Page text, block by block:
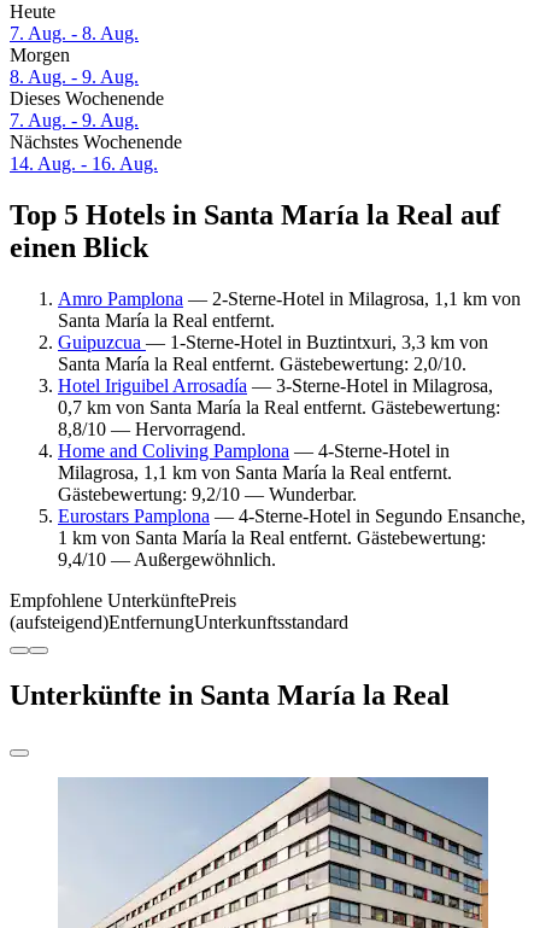
Heute
7. Aug. - 8. Aug.
Morgen
8. Aug. - 9. Aug.
Dieses Wochenende
7. Aug. - 9. Aug.
Nächstes Wochenende
14. Aug. - 16. Aug.
Top 5 Hotels in Santa María la Real auf
einen Blick
Amro Pamplona — 2-Sterne-Hotel in Milagrosa, 1,1 km von
Santa María la Real entfernt.
Guipuzcua — 1-Sterne-Hotel in Buztintxuri, 3,3 km von
Santa María la Real entfernt. Gästebewertung: 2,0/10.
Hotel Iriguibel Arrosadía — 3-Sterne-Hotel in Milagrosa,
0,7 km von Santa María la Real entfernt. Gästebewertung:
8,8/10 — Hervorragend.
Home and Coliving Pamplona — 4-Sterne-Hotel in
Milagrosa, 1,1 km von Santa María la Real entfernt.
Gästebewertung: 9,2/10 — Wunderbar.
Eurostars Pamplona — 4-Sterne-Hotel in Segundo Ensanche,
1 km von Santa María la Real entfernt. Gästebewertung:
9,4/10 — Außergewöhnlich.
Empfohlene UnterkünftePreis
(aufsteigend)EntfernungUnterkunftsstandard
Unterkünfte in Santa María la Real